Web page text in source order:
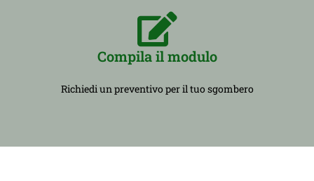
Compila il modulo
Richiedi un preventivo per il tuo sgombero